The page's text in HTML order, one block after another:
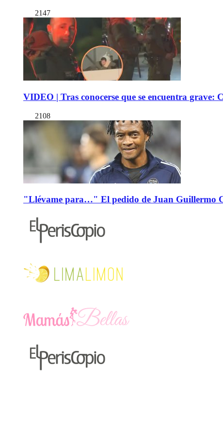
2147
VIDEO | Tras conocerse que se encuentra grave:
2108
"Llévame para…" El pedido de Juan Guillermo